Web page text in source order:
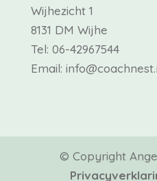
Wijhezicht 1
8131 DM Wijhe
Tel: 06-42967544
Email:
© Copyright